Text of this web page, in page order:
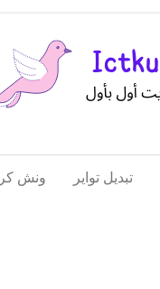
الكويت
تكنولوجيا
المعلومات
ونش تبديل تواير